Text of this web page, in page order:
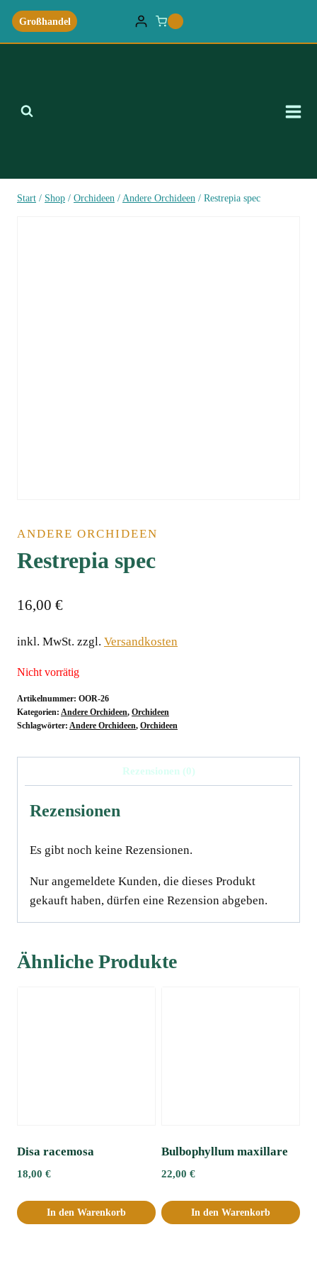
Zum
Inhalt
springen
Großhandel
Start / Shop / Orchideen / Andere Orchideen / Restrepia spec
ANDERE ORCHIDEEN
Restrepia spec
16,00 €
inkl. MwSt. zzgl. Versandkosten
Nicht vorrätig
Artikelnummer: OOR-26
Kategorien: Andere Orchideen, Orchideen
Schlagwörter: Andere Orchideen, Orchideen
Rezensionen (0)
Rezensionen
Es gibt noch keine Rezensionen.
Nur angemeldete Kunden, die dieses Produkt
gekauft haben, dürfen eine Rezension abgeben.
Ähnliche Produkte
Disa racemosa
18,00 €
In den Warenkorb
Bulbophyllum maxillare
22,00 €
In den Warenkorb